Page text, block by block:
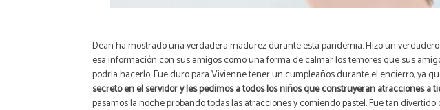
Dean ha mostrado una verdadera madurez durante esta pandemia. Hizo un
esa información con sus amigos como una forma de calmar los temores que sus
podría hacerlo. Fue duro para Vivienne tener un cumpleaños durante el encierro, ya
secreto en el servidor y les pedimos a todos los niños que construyeran atracciones
pasamos la noche probando todas las atracciones y comiendo pastel. Fue tan